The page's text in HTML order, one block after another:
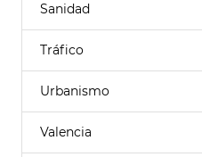
Sanidad
Tráfico
Urbanismo
Valencia